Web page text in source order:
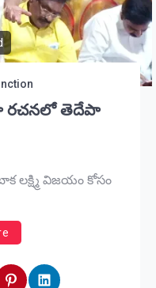
రచనలో తెదేపా
లక్ష్మి విజయం కోసం